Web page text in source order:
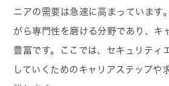
ニアの需要は急速に高まっています
がら専門性を磨ける分野であり、キ
豊富です。ここでは、セキュリティ
していくためのキャリアステップや